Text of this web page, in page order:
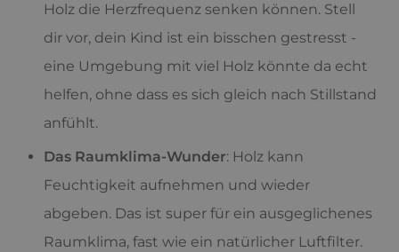
Holz die Herzfrequenz senken können. Stell
dir vor, dein Kind ist ein bisschen gestresst -
eine Umgebung mit viel Holz könnte da echt
helfen, ohne dass es sich gleich nach Stillstand
anfühlt.
Das Raumklima-Wunder: Holz kann
Feuchtigkeit aufnehmen und wieder
abgeben. Das ist super für ein ausgeglichenes
Raumklima, fast wie ein natürlicher Luftfilter.